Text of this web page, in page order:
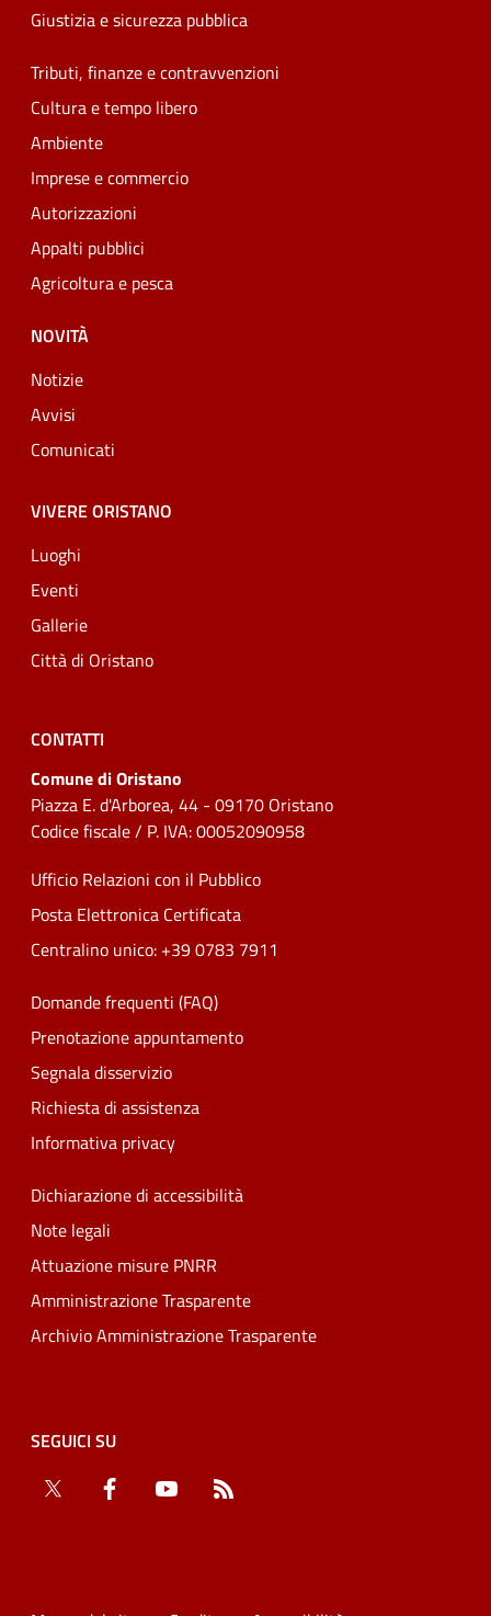
Giustizia e sicurezza pubblica
Tributi, finanze e contravvenzioni
Cultura e tempo libero
Ambiente
Imprese e commercio
Autorizzazioni
Appalti pubblici
Agricoltura e pesca
NOVITÀ
Notizie
Avvisi
Comunicati
VIVERE ORISTANO
Luoghi
Eventi
Gallerie
Città di Oristano
CONTATTI
Comune di Oristano
Piazza E. d'Arborea, 44 - 09170 Oristano
Codice fiscale / P. IVA: 00052090958
Ufficio Relazioni con il Pubblico
Posta Elettronica Certificata
Centralino unico: +39 0783 7911
Domande frequenti (FAQ)
Prenotazione appuntamento
Segnala disservizio
Richiesta di assistenza
Informativa privacy
Dichiarazione di accessibilità
Note legali
Attuazione misure PNRR
Amministrazione Trasparente
Archivio Amministrazione Trasparente
SEGUICI SU
Twitter
Facebook YouTube